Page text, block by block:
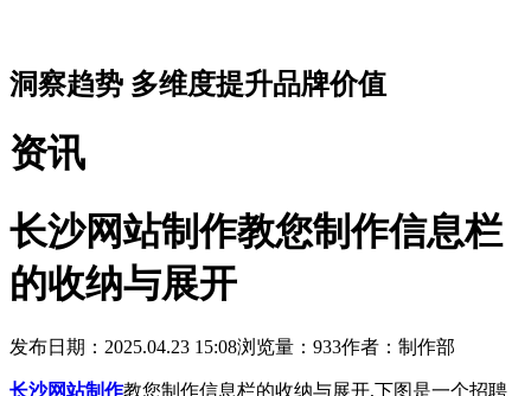
洞察趋势 多维度提升品牌价值
资讯
长沙网站制作教您制作信息栏
的收纳与展开
发布日期：2025.04.23 15:08浏览量：933作者：制作部
长沙网站制作教您制作信息栏的收纳与展开,下图是一个招聘